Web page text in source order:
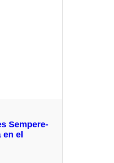
Sempere-
en el